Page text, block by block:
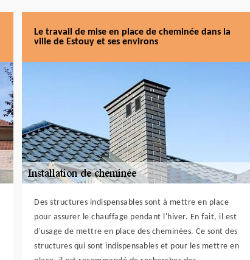
Le travail de mise en place de cheminée dans la
ville de Estouy et ses environs
Des structures indispensables sont à mettre en place
pour assurer le chauffage pendant l'hiver. En fait, il est
d'usage de mettre en place des cheminées. Ce sont des
structures qui sont indispensables et pour les mettre en